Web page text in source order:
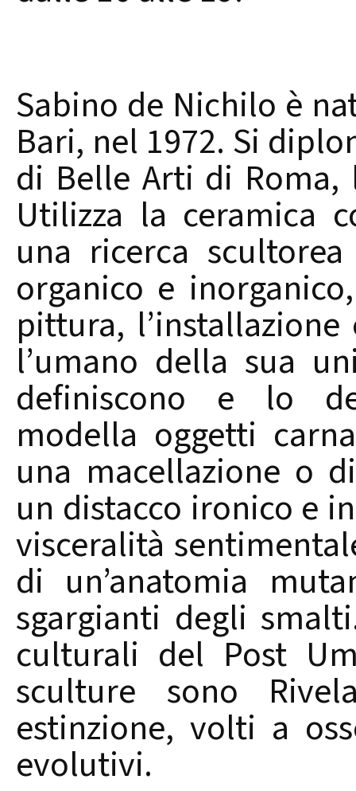
Sabino de Nichilo è
Bari, nel 1972. Si
di Belle Arti di
Utilizza la ceramica
una ricerca
organico e
pittura,
l’umano della sua
definiscono e lo
modella oggetti
una macellazione o
un distacco ironico e
visceralità
di un’anatomia
sgargianti degli
culturali del Post
sculture sono
estinzione, volti a
evolutivi.